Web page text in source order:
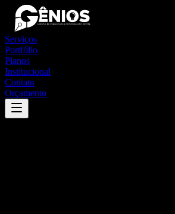
Serviços
Portfólio
Planos
Institucional
Contato
Orçamento